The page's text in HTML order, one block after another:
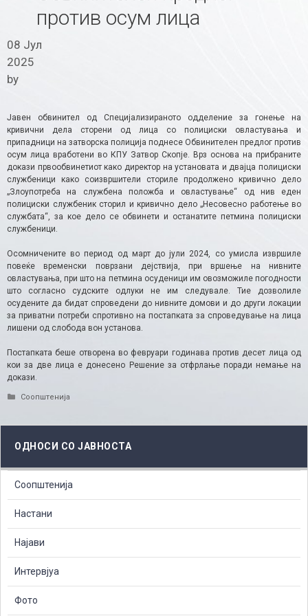
против осум лица
08 Јул
2025
by
Јавен обвинител од Специјализираното одделение за гонење на
кривични дела сторени од лица со полициски овластувања и
припадници на затворска полиција поднесе Обвинителен предлог против
осум лица вработени во КПУ Затвор Скопје. Врз основа на прибраните
докази првообвинетиот како директор на установата и двајца полициски
службеници како соизвршители сториле продолжено кривично дело
„Злоупотреба на службена положба и овластување“ од нив еден
полициски службеник сторил и кривично дело „Несовесно работење во
службата“, за кое дело се обвинети и останатите петмина полициски
службеници.
Осомничените во период од март до јули 2024, со умисла извршиле
повеќе временски поврзани дејствија, при вршење на нивните
овластувања, при што на петмина осуденици им овозможиле погодности
што согласно судските одлуки не им следувале. Тие дозволиле
осудените да бидат спроведени до нивните домови и до други локации
за приватни потреби спротивно на постапката за спроведување на лица
лишени од слобода вон установа.
Постапката беше отворена во февруари годинава против десет лица од
кои за две лица е донесено Решение за отфрлање поради немање на
докази.
Categories
Соопштенија
ОДНОСИ СО ЈАВНОСТА
Соопштенија
Настани
Најави
Интервјуа
Фото